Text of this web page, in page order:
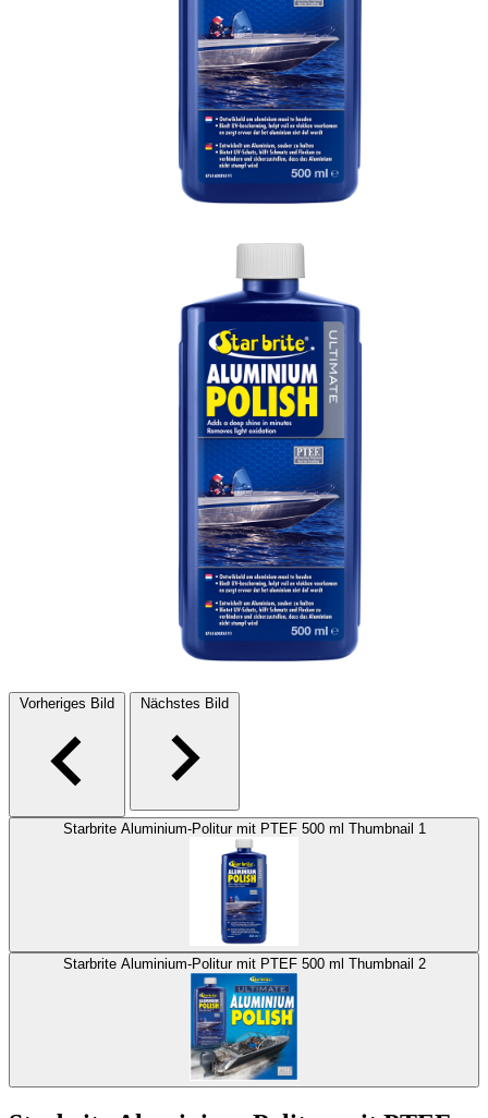
Vorheriges Bild Nächstes Bild
Starbrite Aluminium-Politur mit PTEF 500 ml Thumbnail 1
Starbrite Aluminium-Politur mit PTEF 500 ml Thumbnail 2